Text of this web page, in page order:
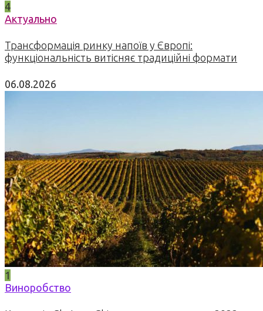
4
Актуально
Трансформація ринку напоїв у Європі:
функціональність витісняє традиційні формати
06.08.2026
1
Виноробство